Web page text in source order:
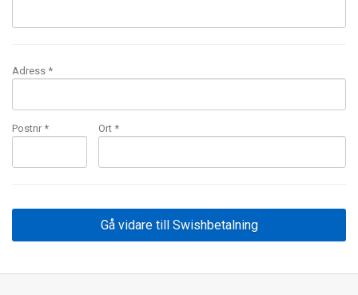
Adress *
Postnr * Ort *